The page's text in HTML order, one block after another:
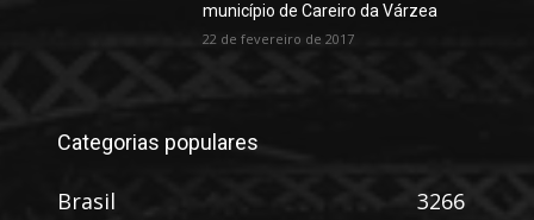
município de Careiro da Várzea
22 de fevereiro de 2017
Categorias populares
Brasil
3266